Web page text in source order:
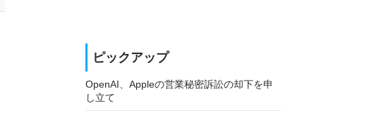
ピックアップ
OpenAI、Appleの営業秘密訴訟の却下を申
し立て